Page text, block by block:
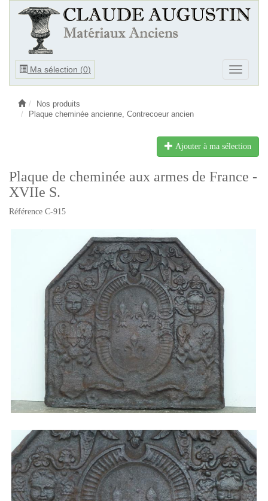
Ma sélection (0)
Ouvrir
Ouvrir
le
Nos produits
Plaque cheminée ancienne, Contrecoeur ancien
Ajouter à ma sélection
Plaque de cheminée aux armes de France -
XVIIe S.
Référence C-915